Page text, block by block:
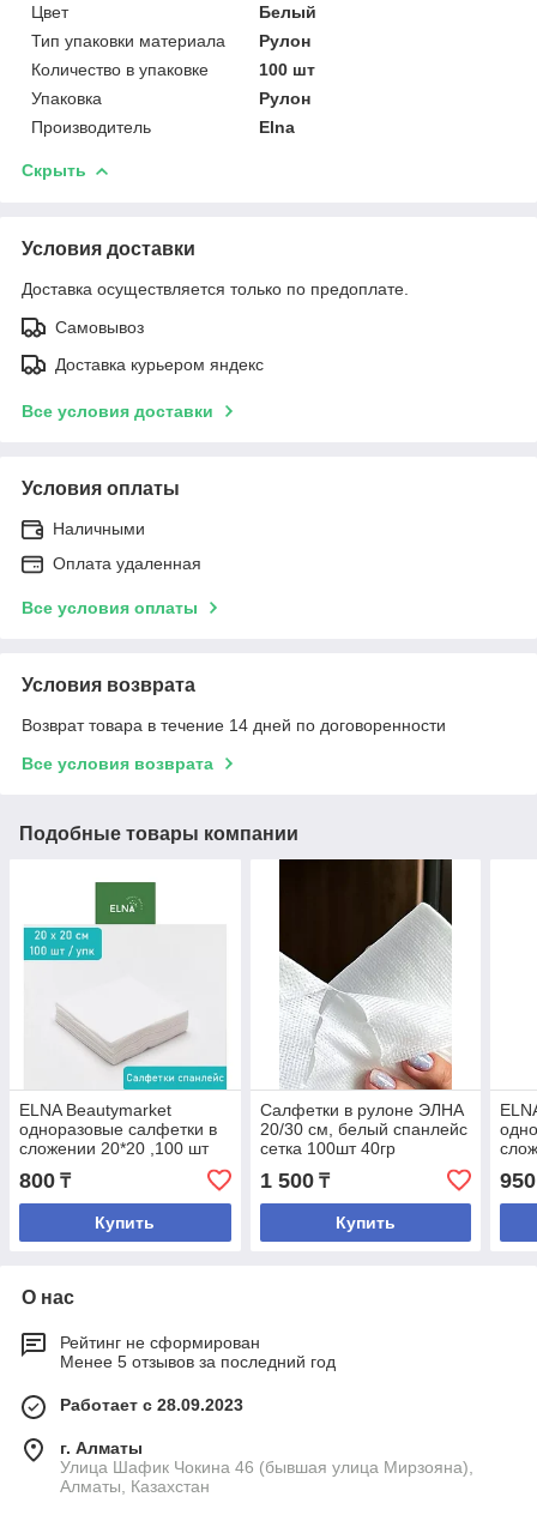
Цвет
Белый
Тип упаковки материала
Рулон
Количество в упаковке
100 шт
Упаковка
Рулон
Производитель
Elna
Скрыть
Условия доставки
Доставка осуществляется только по предоплате.
Самовывоз
Доставка курьером яндекс
Все условия доставки
Условия оплаты
Наличными
Оплата удаленная
Все условия оплаты
Условия возврата
Возврат товара в течение 14 дней по договоренности
Все условия возврата
Подобные товары компании
ELNA Beautymarket
одноразовые салфетки в
сложении 20*20 ,100 шт
800 ₸
Купить
Салфетки в рулоне ЭЛНА
20/30 см, белый спанлейс
сетка 100шт 40гр
1 500₸
Купить
950
О нас
Рейтинг не сформирован
Менее 5 отзывов за последний год
Работает с 28.09.2023
г. Алматы
Улица Шафик Чокина 46 (бывшая улица Мирзояна),
Алматы, Казахстан